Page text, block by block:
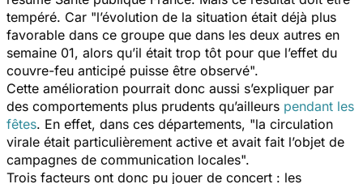
tempéré. Car "l’évolution de la situation était déjà plus
favorable dans ce groupe que dans les deux autres en
semaine 01, alors qu’il était trop tôt pour que l’effet du
couvre-feu anticipé puisse être observé".
Cette amélioration pourrait donc aussi s’expliquer par
des comportements plus prudents qu’ailleurs pendant les
fêtes. En effet, dans ces départements, "la circulation
virale était particulièrement active et avait fait l’objet de
campagnes de communication locales".
Trois facteurs ont donc pu jouer de concert : les